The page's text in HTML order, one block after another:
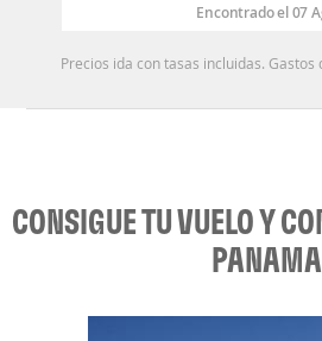
Encontrado el 07
Precios ida con tasas incluidas. Gastos
CONSIGUE TU VUELO Y
PANAMA